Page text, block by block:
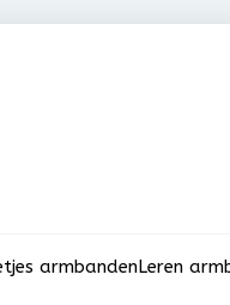
armbandenLeren